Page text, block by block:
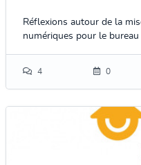
Réflexions autour de la
numériques pour le
4 0